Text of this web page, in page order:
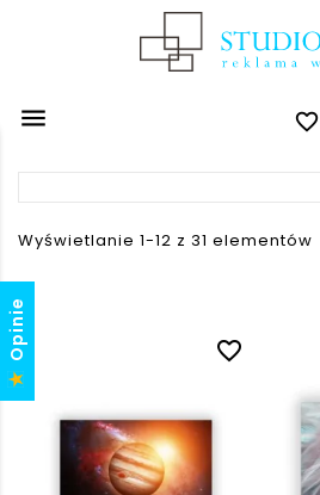
 favorite_border
Wyświetlanie 1-12 z 31 elementów
favorite_border
Opinie